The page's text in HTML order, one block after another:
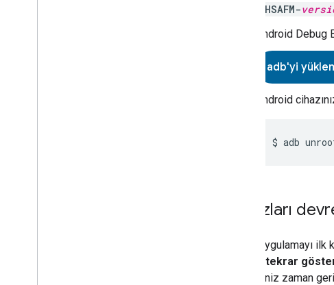
GHSAFM-
Android
adb'yi
Android
$ adb
Cihazları
Örnek uygulamayı ilk
mesajı tekrar
istediğiniz zaman